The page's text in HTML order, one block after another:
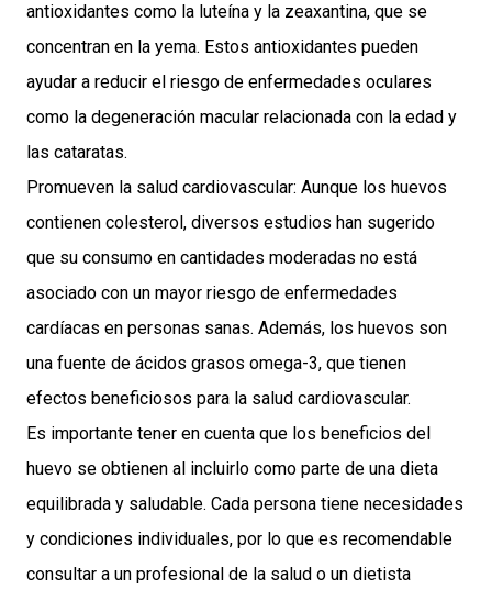
antioxidantes como la luteína y la zeaxantina, que se
concentran en la yema. Estos antioxidantes pueden
ayudar a reducir el riesgo de enfermedades oculares
como la degeneración macular relacionada con la edad y
las cataratas.
Promueven la salud cardiovascular: Aunque los huevos
contienen colesterol, diversos estudios han sugerido
que su consumo en cantidades moderadas no está
asociado con un mayor riesgo de enfermedades
cardíacas en personas sanas. Además, los huevos son
una fuente de ácidos grasos omega-3, que tienen
efectos beneficiosos para la salud cardiovascular.
Es importante tener en cuenta que los beneficios del
huevo se obtienen al incluirlo como parte de una dieta
equilibrada y saludable. Cada persona tiene necesidades
y condiciones individuales, por lo que es recomendable
consultar a un profesional de la salud o un dietista